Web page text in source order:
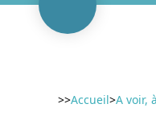
>>Accueil>A voir,